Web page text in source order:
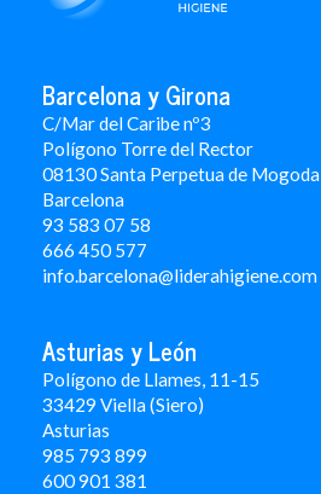
Barcelona y Girona
C/Mar del Caribe nº3
Polígono Torre del Rector
08130 Santa Perpetua de Mogoda
Barcelona
93 583 07 58
666 450 577
info.barcelona@liderahigiene.com
Asturias y León
Polígono de Llames, 11-15
33429 Viella (Siero)
Asturias
985 793 899
600 901 381